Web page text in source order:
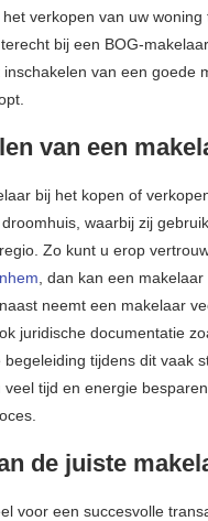
verkopen van uw
bij een BOG-
van een goede
van een
bij het kopen of
waarbij zij
Zo kunt u erop
, dan kan een
neemt een makelaar
juridische documentatie
tijdens dit vaak
tijd en energie
de juiste
voor een succesvolle